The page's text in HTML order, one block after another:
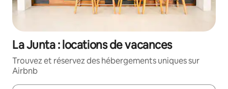
La Junta : locations de vacances
Trouvez et réservez des hébergements uniques sur
Airbnb